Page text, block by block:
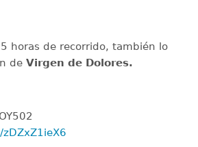
horas de recorrido, también lo
de Virgen de Dolores.